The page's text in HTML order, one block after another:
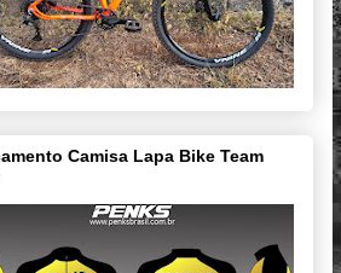
Camisa Lapa Bike Team